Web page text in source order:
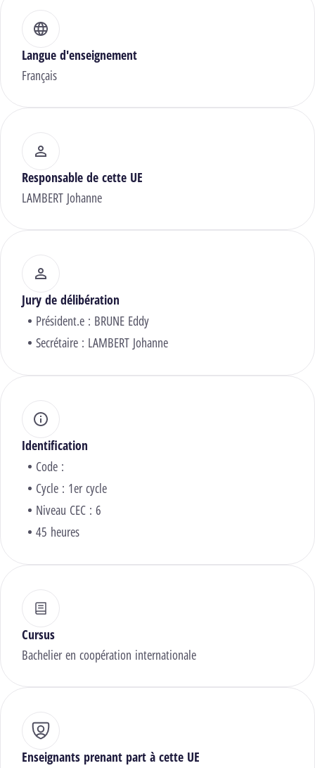
Langue d'enseignement
Français
Responsable de cette UE
LAMBERT Johanne
Jury de délibération
Président.e : BRUNE Eddy
Secrétaire : LAMBERT Johanne
Identification
Code :
Cycle : 1er cycle
Niveau CEC : 6
45 heures
Cursus
Bachelier en coopération internationale
Enseignants prenant part à cette UE